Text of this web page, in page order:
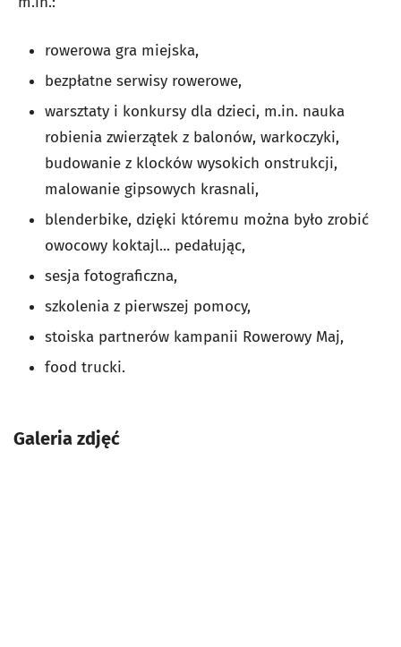
rowerowa gra miejska,
bezpłatne serwisy rowerowe,
warsztaty i konkursy dla dzieci, m.in. nauka
robienia zwierzątek z balonów, warkoczyki,
budowanie z klocków wysokich onstrukcji,
malowanie gipsowych krasnali,
blenderbike, dzięki któremu można było zrobić
owocowy koktajl... pedałując,
sesja fotograficzna,
szkolenia z pierwszej pomocy,
stoiska partnerów kampanii Rowerowy Maj,
food trucki.
Galeria zdjęć